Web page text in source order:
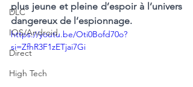
DLC
IOS/Android
Direct
High Tech
plus jeune et pleine d’espoir à l’univers
dangereux de l’espionnage.
https://youtu.be/Oti0Bofd70o?
si=ZfhR3F1zETjai7Gi